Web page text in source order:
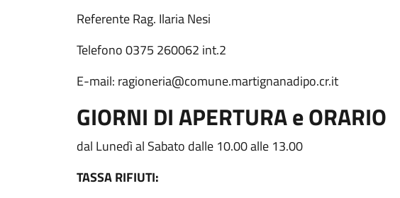
Referente Rag. Ilaria Nesi
Telefono 0375 260062 int.2
E-mail: ragioneria@comune.martignanadipo.cr.it
GIORNI DI APERTURA e ORARIO
dal Lunedì al Sabato dalle 10.00 alle 13.00
TASSA RIFIUTI: